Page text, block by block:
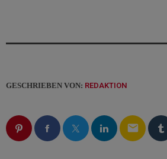
GESCHRIEBEN VON: REDAKTION
email